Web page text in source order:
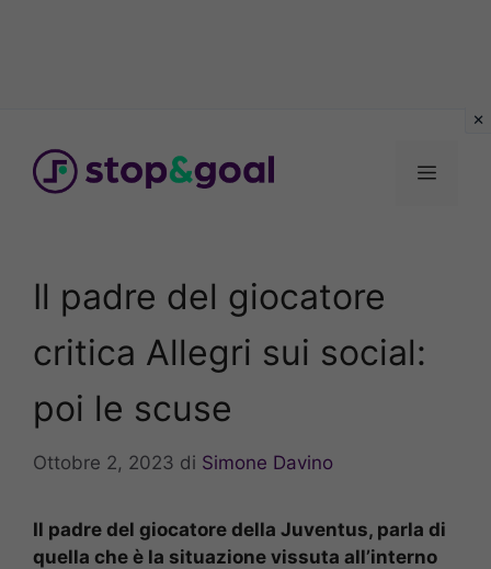
contenuto
Menu
Il padre del giocatore
critica Allegri sui social:
poi le scuse
Ottobre 2, 2023 di Simone Davino
Il padre del giocatore della Juventus, parla di
quella che è la situazione vissuta all’interno